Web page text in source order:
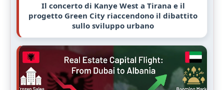
Il concerto di Kanye West a Tirana e il
progetto Green City riaccendono il dibattito
sullo sviluppo urbano